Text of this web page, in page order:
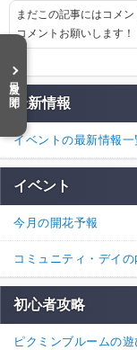
まだこの記事にはコメ
コメントお願いします！
目次を開く最新情報
イベントの最新情報一
イベント
今月の開花予報
コミュニティ・デイの
初心者攻略
ピクミンブルームの遊